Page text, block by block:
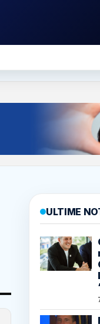
ULTIME